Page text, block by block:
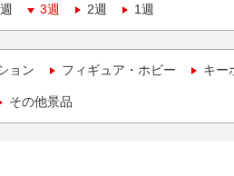
3週 2週 1週
ョン フィギュア・ホビー キー
その他景品